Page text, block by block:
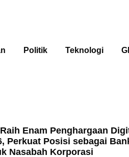
Politik Teknologi
Enam Penghargaan
Perkuat Posisi sebagai
Nasabah Korporasi